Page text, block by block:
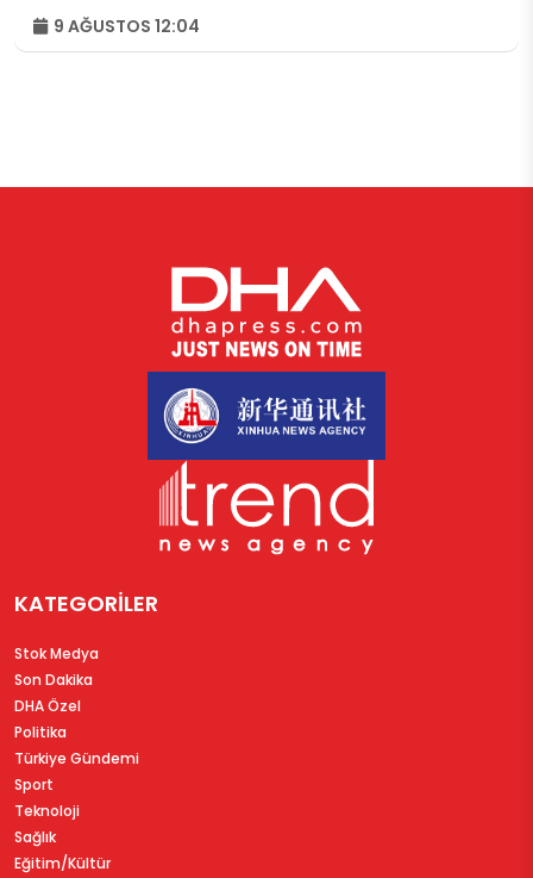
9 AĞUSTOS 12:04
KATEGORİLER
Stok Medya
Son Dakika
DHA Özel
Politika
Türkiye Gündemi
Sport
Teknoloji
Sağlık
Eğitim/Kültür